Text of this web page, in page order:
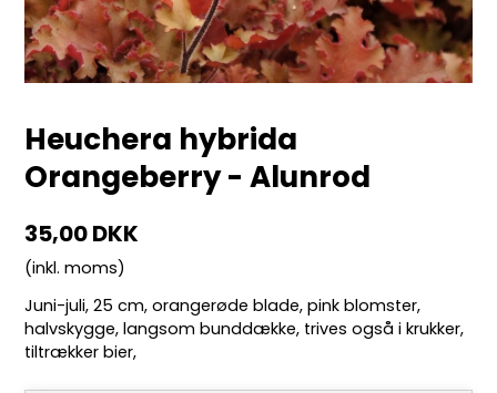
Heuchera hybrida
Orangeberry - Alunrod
35,00 DKK
(inkl. moms)
Juni-juli, 25 cm, orangerøde blade, pink blomster,
halvskygge, langsom bunddække, trives også i krukker,
tiltrækker bier,